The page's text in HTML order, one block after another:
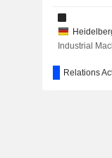
Industrial
Relations